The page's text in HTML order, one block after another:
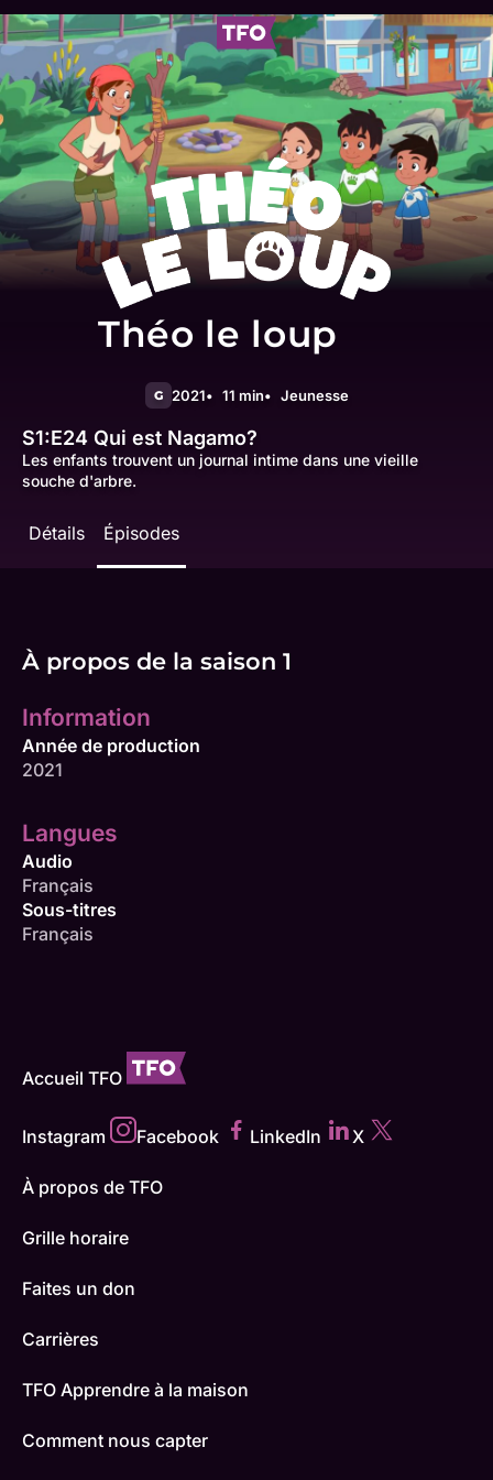
Théo le loup
G 2021 11 min Jeunesse
S1:E24 Qui est Nagamo?
Les enfants trouvent un journal intime dans une vieille
souche d'arbre.
Détails Épisodes
À propos de la saison 1
Information
Année de production
2021
Langues
Audio
Français
Sous-titres
Français
Accueil TFO
Instagram Facebook LinkedIn X
À propos de TFO
Grille horaire
Faites un don
Carrières
TFO Apprendre à la maison
Comment nous capter